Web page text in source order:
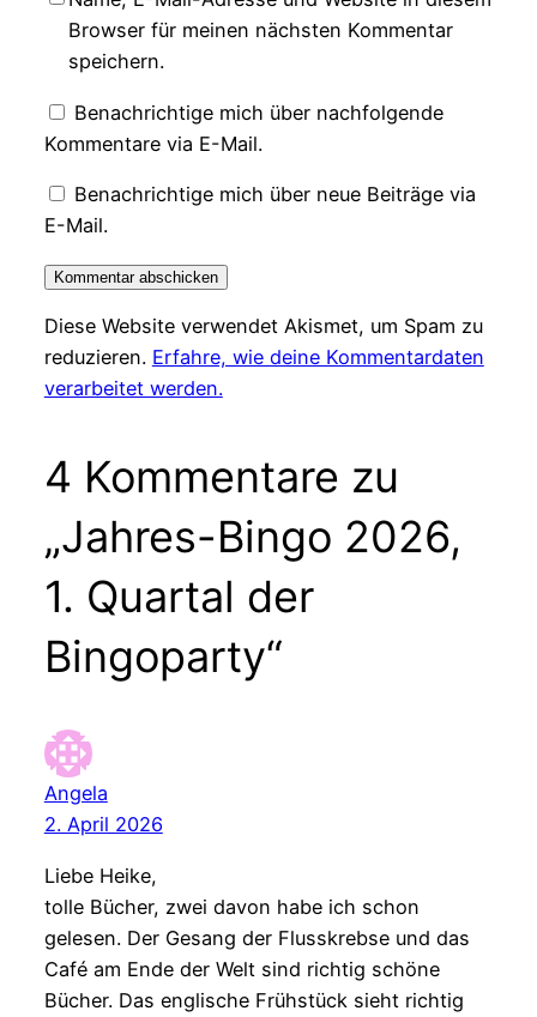
Browser für meinen nächsten Kommentar
speichern.
Benachrichtige mich über nachfolgende
Kommentare via E-Mail.
Benachrichtige mich über neue Beiträge via
E-Mail.
Diese Website verwendet Akismet, um Spam zu
reduzieren. Erfahre, wie deine Kommentardaten
verarbeitet werden.
4 Kommentare zu
„Jahres-Bingo 2026,
1. Quartal der
Bingoparty“
Angela
2. April 2026
Liebe Heike,
tolle Bücher, zwei davon habe ich schon
gelesen. Der Gesang der Flusskrebse und das
Café am Ende der Welt sind richtig schöne
Bücher. Das englische Frühstück sieht richtig